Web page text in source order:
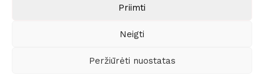
Priimti
Neigti
Peržiūrėti nuostatas
Sprendimas:ITBrolis